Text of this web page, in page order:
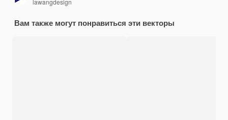
lawangdesign
Вам также могут понравиться эти векторы